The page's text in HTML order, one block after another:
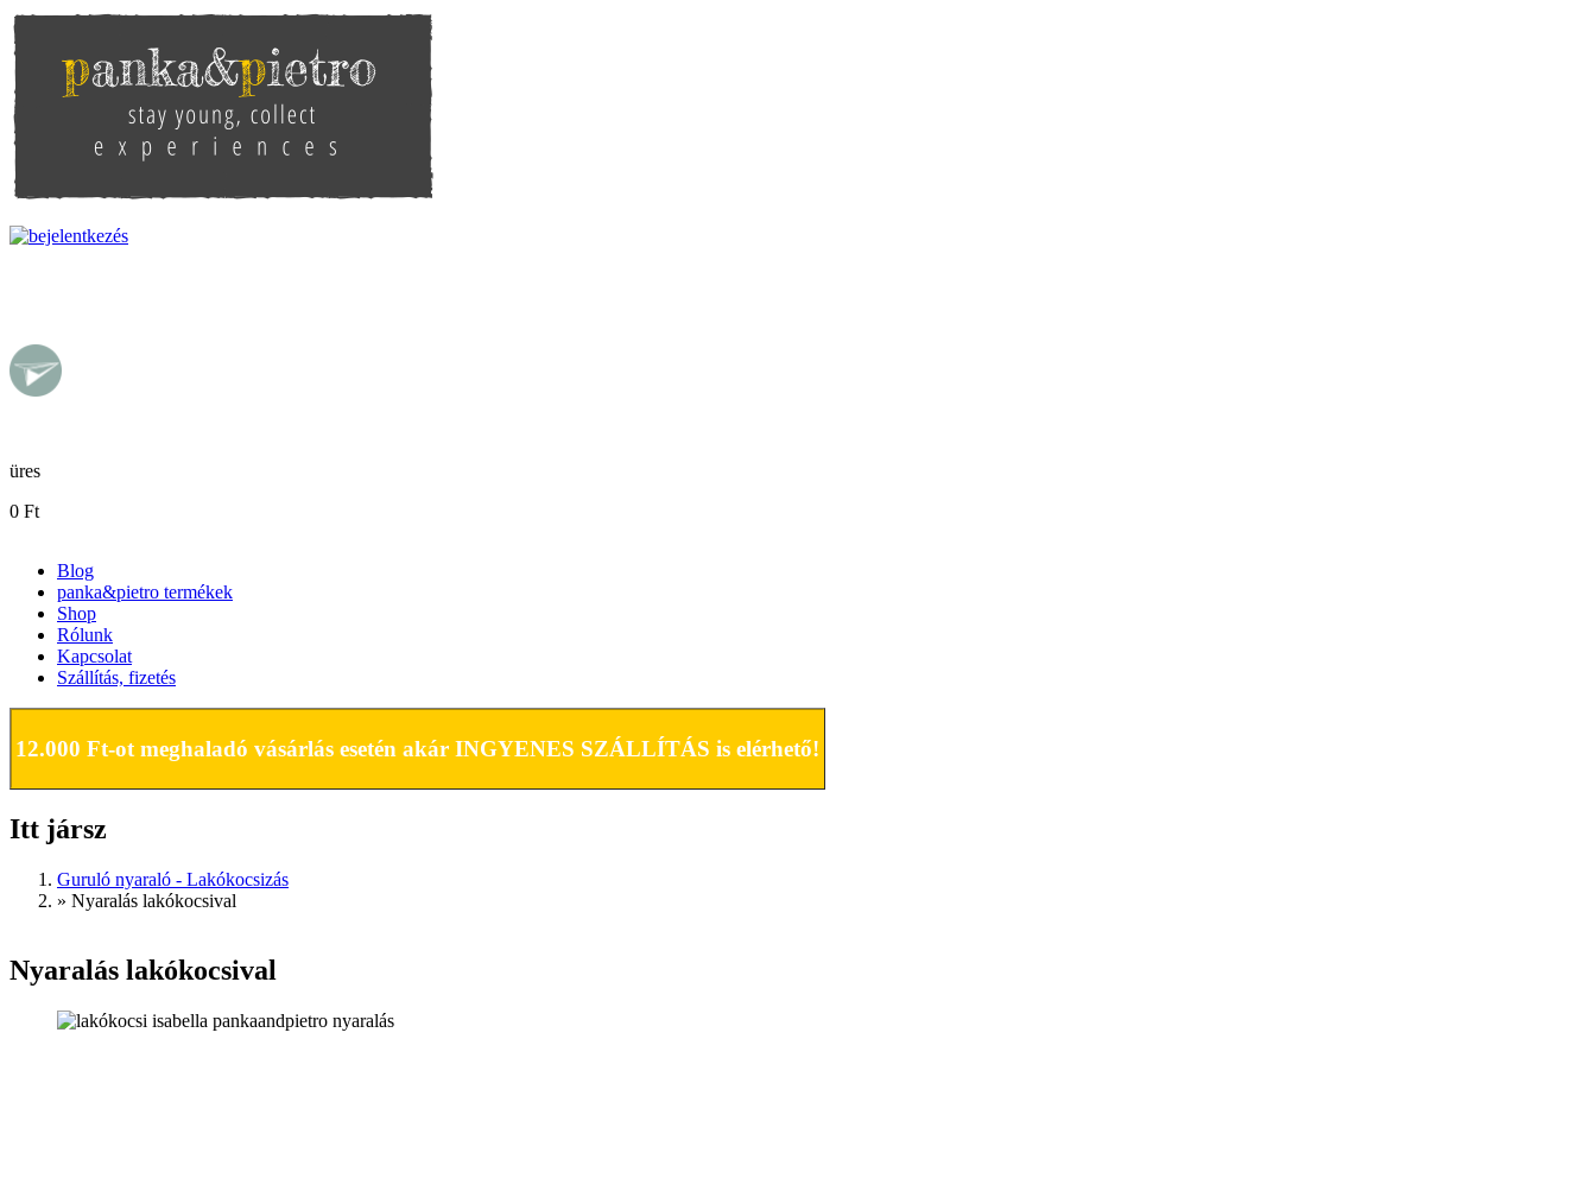
Ugrás a tartalomra
pankaandpietro
üres
0 Ft
FŐMENÜ
Blog
panka&pietro termékek
Shop
Rólunk
Kapcsolat
Szállítás, fizetés
12.000 Ft-ot meghaladó vásárlás esetén akár INGYENES SZÁLLÍTÁS is elérhető!
Itt jársz
Guruló nyaraló - Lakókocsizás
» Nyaralás lakókocsival
Nyaralás lakókocsival